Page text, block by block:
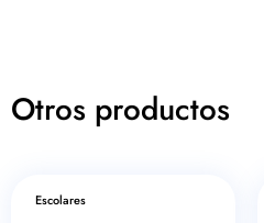
Otros productos
Escolares